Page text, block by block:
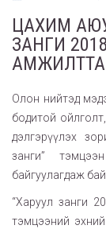
ЦАХИМ
ЗАНГИ
Олон нийтэд
бодитой
дэлгэрүүлэх
занги”
байгуулагдаж
“Харуул занги
тэмцээний